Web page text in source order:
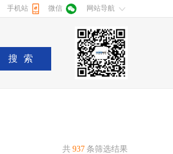
手机站 微信 网站导航
搜索
共 937 条筛选结果